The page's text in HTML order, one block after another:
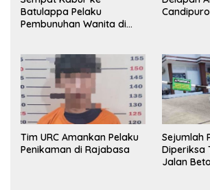
Batulappa Pelaku
Pembunuhan Wanita di
Tim URC Amankan Pelaku
Penikaman di Rajabasa
Sejumlah
Diperiksa
Jalan